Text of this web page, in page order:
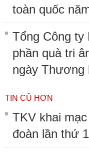
toàn quốc
Tổng Công ty
phần quà tri
ngày Thương
TIN CŨ HƠN
TKV khai
đoàn lần thứ